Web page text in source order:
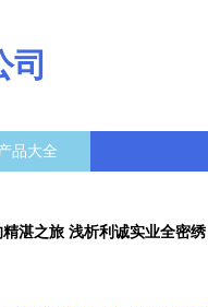
司
品大全
湛之旅 浅析利诚实业全密绣